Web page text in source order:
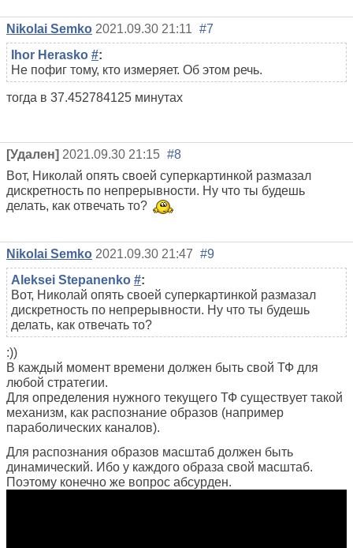
Nikolai Semko 2021.09.30 21:11 #7
Ihor Herasko #:
Не пофиг тому, кто измеряет. Об этом речь.
тогда в 37.452784125 минутах
[Удален] 2021.09.30 21:15 #8
Вот, Николай опять своей суперкартинкой размазал
дискретность по непрерывности. Ну что ты будешь
делать, как отвечать то?
Nikolai Semko 2021.09.30 21:47 #9
Aleksei Stepanenko #:
Вот, Николай опять своей суперкартинкой размазал
дискретность по непрерывности. Ну что ты будешь
делать, как отвечать то?
:))
В каждый момент времени должен быть свой ТФ для
любой стратегии.
Для определения нужного текущего ТФ существует такой
механизм, как распознание образов (например
параболических каналов).
Для распознания образов масштаб должен быть
динамический. Ибо у каждого образа свой масштаб.
Поэтому конечно же вопрос абсурден.